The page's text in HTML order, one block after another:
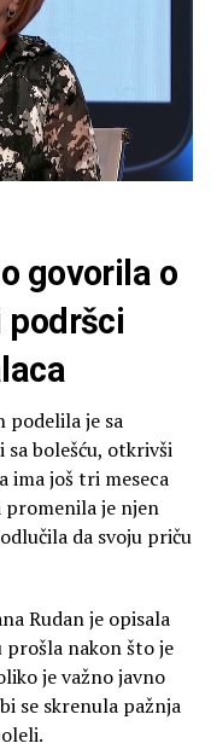
govorila o
podršci
podelila je sa
sa bolešću, otkrivši
ima još tri meseca
promenila je njen
da svoju priču
Rudan je opisala
prošla nakon što je
je važno javno
se skrenula pažnja